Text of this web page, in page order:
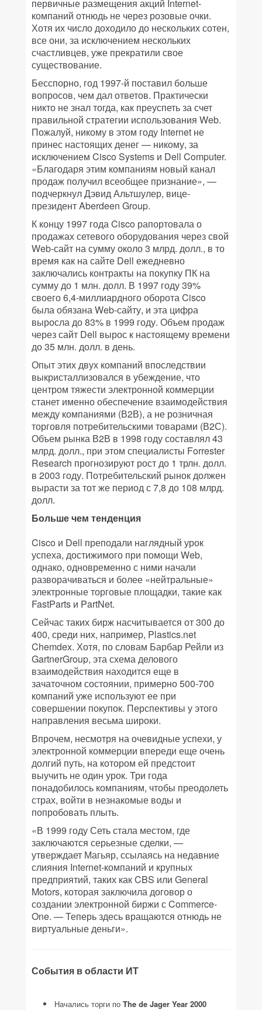
первичные размещения акций Internet-
компаний отнюдь не через розовые очки.
Хотя их число доходило до нескольких сотен,
все они, за исключением нескольких
счастливцев, уже прекратили свое
существование.
Бесспорно, год 1997-й поставил больше
вопросов, чем дал ответов. Практически
никто не знал тогда, как преуспеть за счет
правильной стратегии использования Web.
Пожалуй, никому в этом году Internet не
принес настоящих денег — никому, за
исключением Cisco Systems и Dell Computer.
«Благодаря этим компаниям новый канал
продаж получил всеобщее признание», —
подчеркнул Дэвид Альтшулер, вице-
президент Aberdeen Group.
К концу 1997 года Cisco рапортовала о
продажах сетевого оборудования через свой
Web-сайт на сумму около 3 млрд. долл., в то
время как на сайте Dell ежедневно
заключались контракты на покупку ПК на
сумму до 1 млн. долл. В 1997 году 39%
своего 6,4-миллиардного оборота Cisco
была обязана Web-сайту, и эта цифра
выросла до 83% в 1999 году. Объем продаж
через сайт Dell вырос к настоящему времени
до 35 млн. долл. в день.
Опыт этих двух компаний впоследствии
выкристаллизовался в убеждение, что
центром тяжести электронной коммерции
станет именно обеспечение взаимодействия
между компаниями (В2В), а не розничная
торговля потребительскими товарами (В2С).
Объем рынка В2В в 1998 году составлял 43
млрд. долл., при этом специалисты Forrester
Research прогнозируют рост до 1 трлн. долл.
в 2003 году. Потребительский рынок должен
вырасти за тот же период с 7,8 до 108 млрд.
долл.
Больше чем тенденция
Cisco и Dell преподали наглядный урок
успеха, достижимого при помощи Web,
однако, одновременно с ними начали
разворачиваться и более «нейтральные»
электронные торговые площадки, такие как
FastParts и PartNet.
Сейчас таких бирж насчитывается от 300 до
400, среди них, например, Plastics.net
Chemdex. Хотя, по словам Барбар Рейли из
GartnerGroup, эта схема делового
взаимодействия находится еще в
зачаточном состоянии, примерно 500-700
компаний уже используют ее при
совершении покупок. Перспективы у этого
направления весьма широки.
Впрочем, несмотря на очевидные успехи, у
электронной коммерции впереди еще очень
долгий путь, на котором ей предстоит
выучить не один урок. Три года
понадобилось компаниям, чтобы преодолеть
страх, войти в незнакомые воды и
попробовать плыть.
«В 1999 году Сеть стала местом, где
заключаются серьезные сделки, —
утверждает Магьяр, ссылаясь на недавние
слияния Internet-компаний и крупных
предприятий, таких как CBS или General
Motors, которая заключила договор о
создании электронной биржи с Commerce-
One. — Теперь здесь вращаются отнюдь не
виртуальные деньги».
События в области ИТ
Начались торги по The de Jager Year 2000